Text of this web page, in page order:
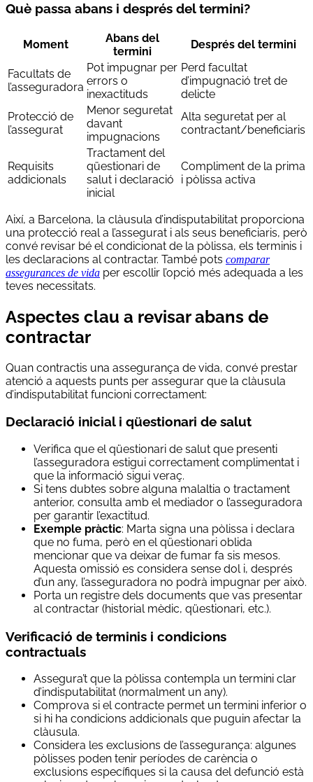
Què passa abans i després del termini?
Moment
Abans del
termini
Després del termini
Facultats de
l’asseguradora
Pot impugnar per
errors o
inexactituds
Perd facultat
d’impugnació tret de
delicte
Protecció de
l’assegurat
Menor seguretat
davant
impugnacions
Alta seguretat per al
contractant/beneficiaris
Requisits
addicionals
Tractament del
qüestionari de
salut i declaració
inicial
Compliment de la prima
i pòlissa activa
Així, a Barcelona, la clàusula d’indisputabilitat proporciona
una protecció real a l’assegurat i als seus beneficiaris, però
convé revisar bé el condicionat de la pòlissa, els terminis i
les declaracions al contractar. També pots comparar
assegurances de vida per escollir l’opció més adequada a les
teves necessitats.
Aspectes clau a revisar abans de
contractar
Quan contractis una assegurança de vida, convé prestar
atenció a aquests punts per assegurar que la clàusula
d’indisputabilitat funcioni correctament:
Declaració inicial i qüestionari de salut
Verifica que el qüestionari de salut que presenti
l’asseguradora estigui correctament complimentat i
que la informació sigui veraç.
Si tens dubtes sobre alguna malaltia o tractament
anterior, consulta amb el mediador o l’asseguradora
per garantir l’exactitud.
Exemple pràctic: Marta signa una pòlissa i declara
que no fuma, però en el qüestionari oblida
mencionar que va deixar de fumar fa sis mesos.
Aquesta omissió es considera sense dol i, després
d’un any, l’asseguradora no podrà impugnar per això.
Porta un registre dels documents que vas presentar
al contractar (historial mèdic, qüestionari, etc.).
Verificació de terminis i condicions
contractuals
Assegura’t que la pòlissa contempla un termini clar
d’indisputabilitat (normalment un any).
Comprova si el contracte permet un termini inferior o
si hi ha condicions addicionals que puguin afectar la
clàusula.
Considera les exclusions de l’assegurança: algunes
pòlisses poden tenir períodes de carència o
exclusions específiques si la causa del defunció està